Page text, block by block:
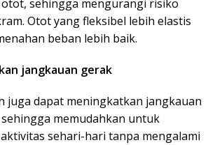
sehingga mengurangi risiko
Otot yang fleksibel lebih elastis
beban lebih baik.
jangkauan gerak
juga dapat meningkatkan jangkauan
memudahkan untuk
sehari-hari tanpa mengalami